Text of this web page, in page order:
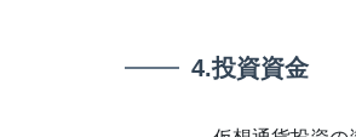
4.投資資金